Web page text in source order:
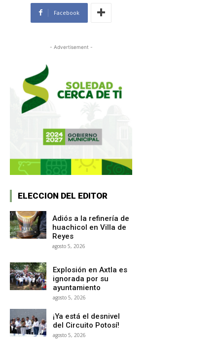
Facebook
- Advertisement -
ELECCION DEL EDITOR
Adiós a la refinería de
huachicol en Villa de
Reyes
agosto 5, 2026
Explosión en Axtla es
ignorada por su
ayuntamiento
agosto 5, 2026
¡Ya está el desnivel
del Circuito Potosí!
agosto 5, 2026